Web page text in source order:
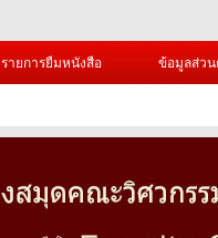
รายการยืมหนังสือ ข้อมูลส่ว